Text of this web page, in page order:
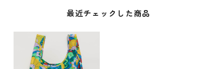
最近チェックした商品